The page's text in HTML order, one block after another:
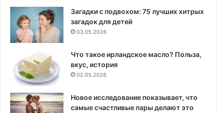
Загадки с подвохом: 75 лучших хитрых
загадок для детей
03.05.2026
Что такое ирландское масло? Польза,
вкус, история
02.05.2026
Новое исследование показывает, что
самые счастливые пары делают это